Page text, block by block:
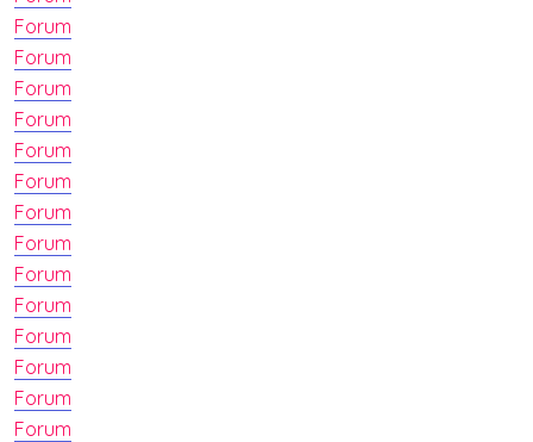
Forum
Forum
Forum
Forum
Forum
Forum
Forum
Forum
Forum
Forum
Forum
Forum
Forum
Forum